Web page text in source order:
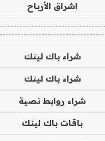
اشراق الأرباح
شراء باك لينك
شراء باك لينك
شراء روابط نصية
باقات باك لينك